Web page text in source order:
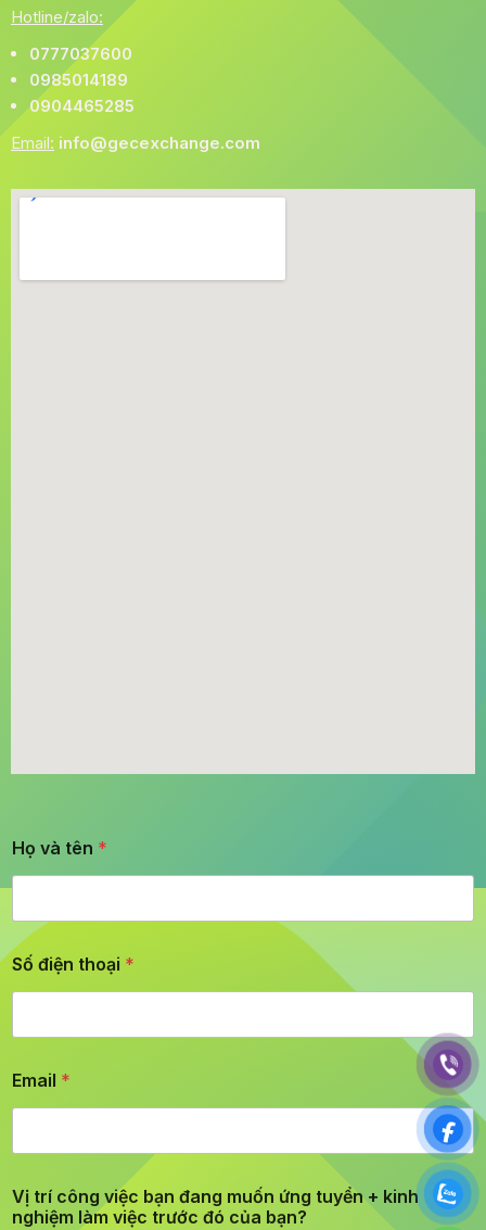
Hotline/zalo:
0777037600
0985014189
0904465285
Email: info@gecexchange.com
Họ và tên *
Số điện thoại *
Email *
Vị trí công việc bạn đang muốn ứng tuyển + kinh
nghiệm làm việc trước đó của bạn?